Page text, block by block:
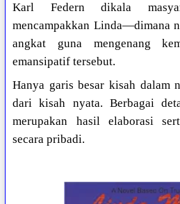
Karl Federn dikala
mencampakkan Linda—dimana
angkat guna mengenang
emansipatif tersebut.
Hanya garis besar kisah dalam
dari kisah nyata. Berbagai
merupakan hasil elaborasi
secara pribadi.